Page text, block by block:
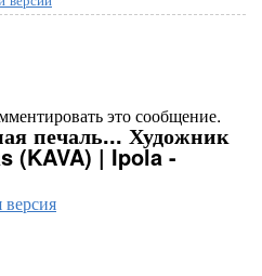
это сообщение.
печаль... Художник
(KAVA) | Ipola -